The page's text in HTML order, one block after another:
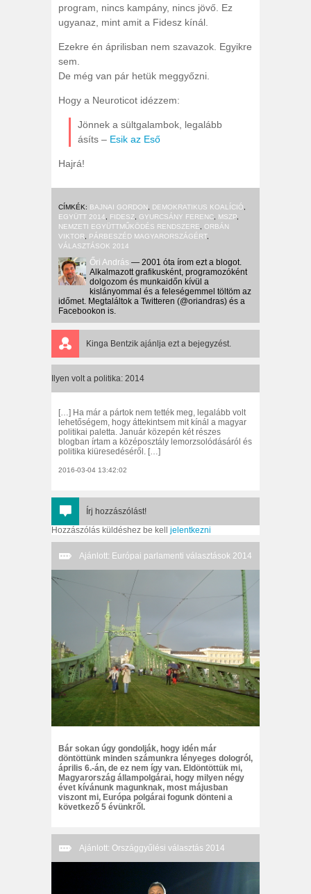
program, nincs kampány, nincs jövő. Ez
ugyanaz, mint amit a Fidesz kínál.
Ezekre én áprilisban nem szavazok. Egyikre
sem.
De még van pár hetük meggyőzni.
Hogy a Neuroticot idézzem:
Jönnek a sültgalambok, legalább
ásíts – Esik az Eső
Hajrá!
CÍMKÉK: BAJNAI GORDON DEMOKRATIKUS KOALÍCIÓ
EGYÜTT 2014
FIDESZ GYURCSÁNY FERENC MSZP
NEMZETI EGYÜTTMŰKÖDÉS RENDSZERE
ORBÁN
VIKTOR
PÁRBESZÉD MAGYARORSZÁGÉRT,
VÁLASZTÁSOK 2014
Őri András — 2001 óta írom ezt a blogot.
Alkalmazott grafikusként, programozóként
dolgozom és munkaidőn kívül a
kislányommal és a feleségemmel töltöm az
időmet. Megtaláltok a Twitteren (@oriandras) és a
Facebookon is.
Kinga Bentzik ajánlja ezt a bejegyzést.
Ilyen volt a politika: 2014
[…] Ha már a pártok nem tették meg, legalább volt
lehetőségem, hogy áttekintsem mit kínál a magyar
politikai paletta. Január közepén két részes
blogban írtam a középosztály lemorzsolódásáról és
politika kiüresedéséről. […]
2016-03-04 13:42:02
Írj hozzászólást!
Hozzászólás küldéshez be kell jelentkezni
Ajánlott: Európai parlamenti választások 2014
Bár sokan úgy gondolják, hogy idén már
döntöttünk minden számunkra lényeges dologról,
április 6.-án, de ez nem így van. Eldöntöttük mi,
Magyarország állampolgárai, hogy milyen négy
évet kívánunk magunknak, most májusban
viszont mi, Európa polgárai fogunk dönteni a
következő 5 évünkről.
Ajánlott: Országgyűlési választás 2014